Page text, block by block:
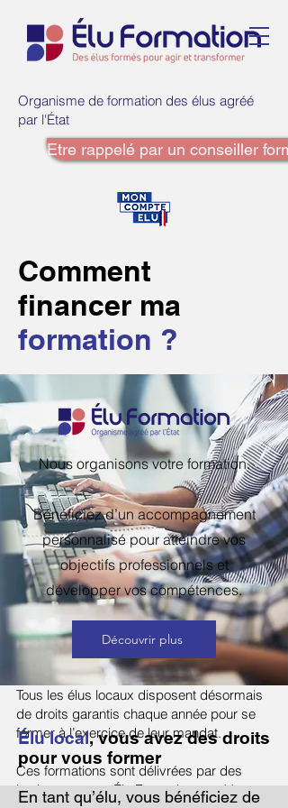
Organisme de formation des élus agréé
par l'État
Etre rappelé par un conseiller
Comment
financer ma
formation ?
Nous organisons votre formation.
Bénéficiez d’un accompagnement
personnalisé pour atteindre vos
objectifs professionnels et
développer vos compétences.
Découvrir plus
Tous les élus locaux disposent désormais
de droits garantis chaque année pour se
former à l’exercice de leur mandat.
Ces formations sont délivrées par des
instituts comme Élu Formation, agréés par
Élu local, vous avez des droits
pour vous former
En tant qu’élu, vous bénéficiez de